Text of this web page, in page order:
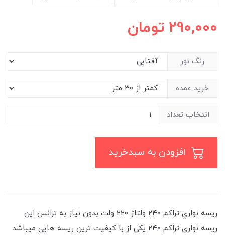
290,000 تومان
رنگ نور
خرید عمده
انتخاب تعداد
ريسه نواري تراكم ٢٤٠ ولتاژ ٢٢٠ ولت بدون نياز به ترانس این
ریسه نواری تراکم ۲۴۰ یکی از با کیفیت ترین ریسه هایی میباشد